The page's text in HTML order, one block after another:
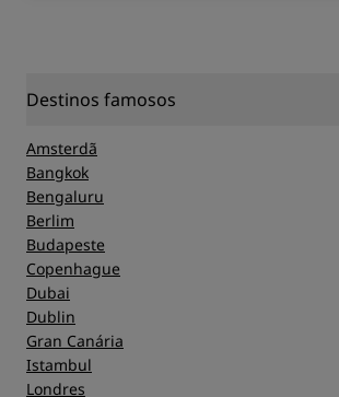
Destinos famosos
Amsterdã
Bangkok
Bengaluru
Berlim
Budapeste
Copenhague
Dubai
Dublin
Gran Canária
Istambul
Londres